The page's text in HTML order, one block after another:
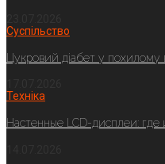
Суспільство
Цукровий діабет у похилому
Техніка
Настенные LCD-дисплеи: где